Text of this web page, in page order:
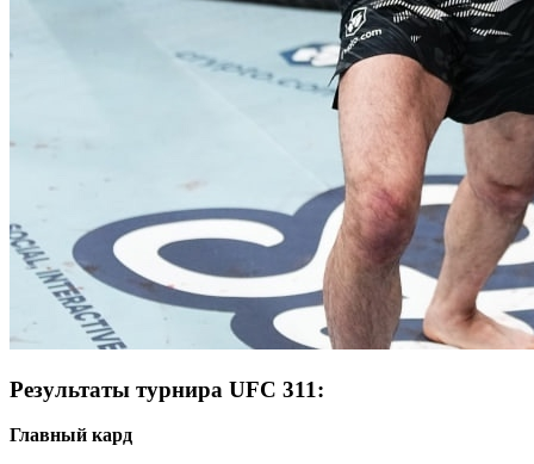
Результаты турнира UFC 311:
Главный кард